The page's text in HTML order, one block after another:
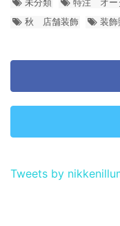
秋 店舗装飾
装飾
Tweets by